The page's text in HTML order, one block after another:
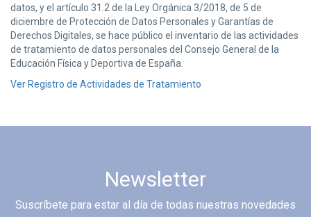
datos, y el artículo 31.2 de la Ley Orgánica 3/2018, de 5 de
diciembre de Protección de Datos Personales y Garantías de
Derechos Digitales, se hace público el inventario de las actividades
de tratamiento de datos personales del Consejo General de la
Educación Física y Deportiva de España.
Ver Registro de Actividades de Tratamiento
Newsletter
Suscríbete para estar al día de todas nuestras novedades